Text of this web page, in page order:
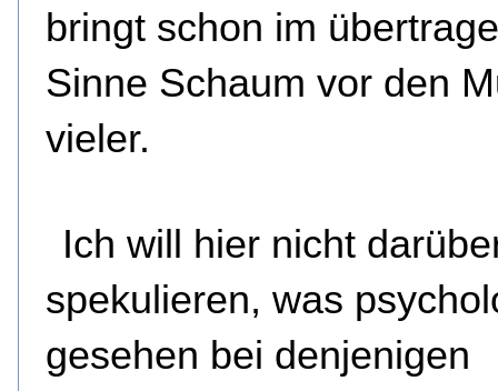
bringt schon im
Sinne Schaum vor den
vieler.
Ich will hier nicht
spekulieren, was
gesehen bei denjenigen